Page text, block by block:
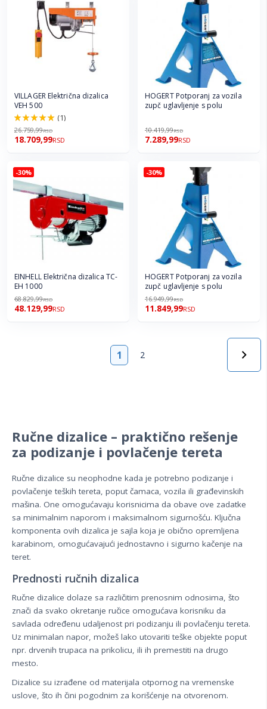
VILLAGER Električna dizalica
VEH 500
100.0%
(1)
26.759,99RSD
18.709,99RSD
HOGERT Potporanj za vozila
zupč uglavljenje s polu
10.419,99RSD
7.289,99RSD
-30%
EINHELL Električna dizalica TC-
EH 1000
68.829,99RSD
48.129,99RSD
-30%
HOGERT Potporanj za vozila
zupč uglavljenje s polu
16.949,99RSD
11.849,99RSD
1
2
Ručne dizalice – praktično rešenje
za podizanje i povlačenje tereta
Ručne dizalice su neophodne kada je potrebno podizanje i
povlačenje teških tereta, poput čamaca, vozila ili građevinskih
mašina. One omogućavaju korisnicima da obave ove zadatke
sa minimalnim naporom i maksimalnom sigurnošću. Ključna
komponenta ovih dizalica je sajla koja je obično opremljena
karabinom, omogućavajući jednostavno i sigurno kačenje na
teret.
Prednosti ručnih dizalica
Ručne dizalice dolaze sa različitim prenosnim odnosima, što
znači da svako okretanje ručice omogućava korisniku da
savlada određenu udaljenost pri podizanju ili povlačenju tereta.
Uz minimalan napor, možeš lako utovariti teške objekte poput
npr. drvenih trupaca na prikolicu, ili ih premestiti na drugo
mesto.
Dizalice su izrađene od materijala otpornog na vremenske
uslove, što ih čini pogodnim za korišćenje na otvorenom.